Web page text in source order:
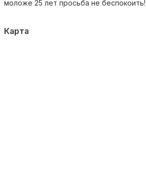
моложе 25 лет просьба не беспокоить!
Карта